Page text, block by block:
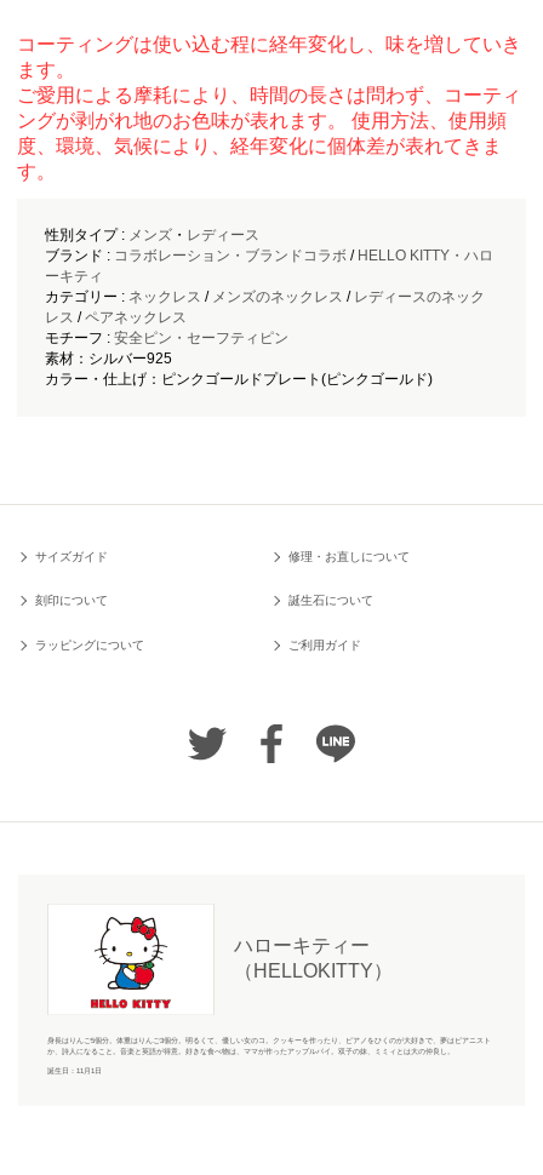
コーティングは使い込む程に経年変化し、味を増していき
ます。
ご愛用による摩耗により、時間の長さは問わず、コーティ
ングが剥がれ地のお色味が表れます。 使用方法、使用頻
度、環境、気候により、経年変化に個体差が表れてきま
す。
性別タイプ : メンズ・ レディース
ブランド : コラボレーション・ブランドコラボ/ HELLO KITTY・ハロ
ーキティ
カテゴリー : ネックレス / メンズのネックレス / レディースのネック
レス /ペアネックレス
モチーフ : 安全ピン・セーフティピン
素材：シルバー925
カラー・仕上げ：ピンクゴールドプレート(ピンクゴールド)
サイズガイド 修理・お直しについて
刻印について 誕生石について
ラッピングについて ご利用ガイド
ハローキティー
（HELLOKITTY）
身長はりんご5個分。体重はりんご3個分。明るくて、優しい女のコ。クッキーを作ったり、ピアノをひくのが大好きで、夢はピアニスト
か、詩人になること。音楽と英語が得意。好きな食べ物は、ママが作ったアップルパイ。双子の妹、ミミィとは大の仲良し。
誕生日：11月1日